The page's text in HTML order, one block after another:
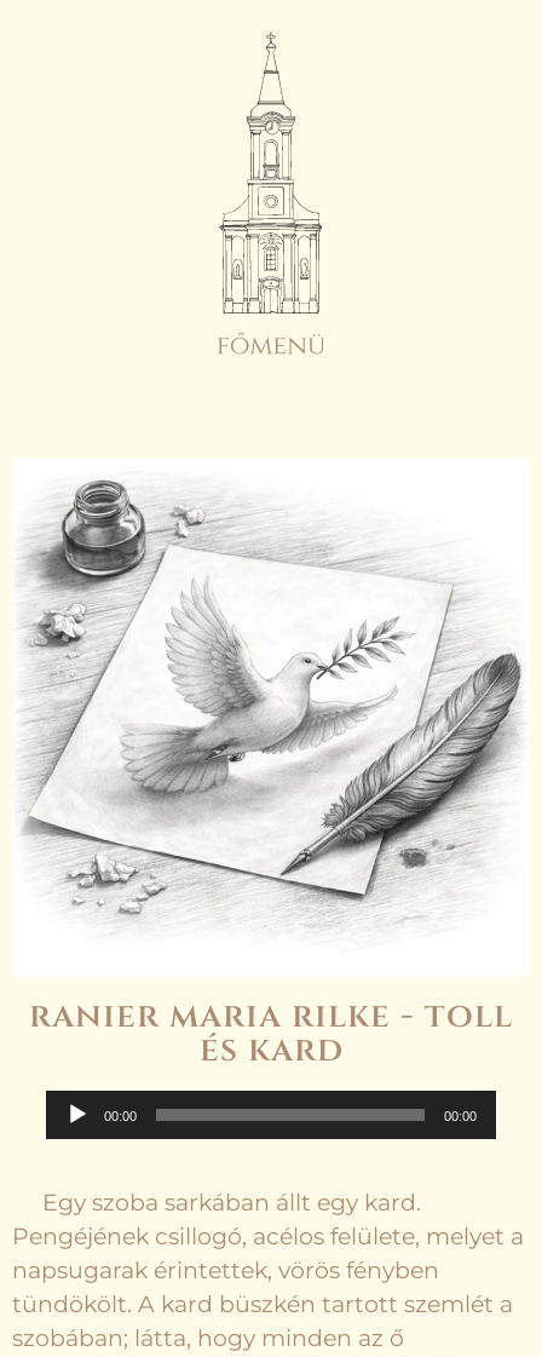
ranier maria rilke - toll
és kard
Audió
lejátszó
00:00 00:00
Egy szoba sarkában állt egy kard.
Pengéjének csillogó, acélos felülete, melyet a
napsugarak érintettek, vörös fényben
tündökölt. A kard büszkén tartott szemlét a
szobában; látta, hogy minden az ő